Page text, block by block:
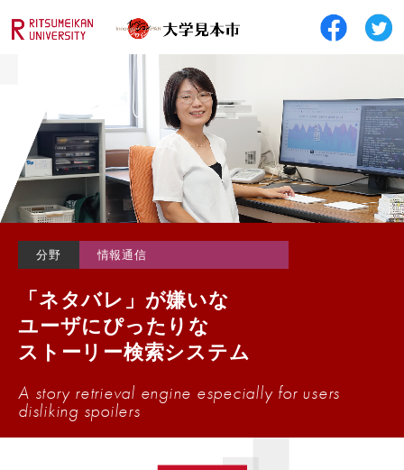
分野 情報通信
「ネタバレ」が嫌いな
ユーザにぴったりな
ストーリー検索システム
A story retrieval engine especially for users
disliking spoilers